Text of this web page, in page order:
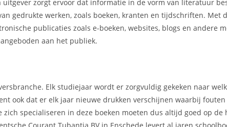
zorgt ervoor dat informatie in de vorm van literatuur
gedrukte werken, zoals boeken, kranten en tijdschriften. Met
publicaties zoals e-boeken, websites, blogs en andere
aan het publiek.
Elk studiejaar wordt er zorgvuldig gekeken naar
ook dat er elk jaar nieuwe drukken verschijnen waarbij
specialiseren in deze boeken moeten dus altijd goed op de